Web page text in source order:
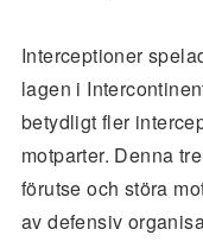
Interceptioner
lagen i
betydligt fler
motparter. Denna
förutse och störa
av defensiv